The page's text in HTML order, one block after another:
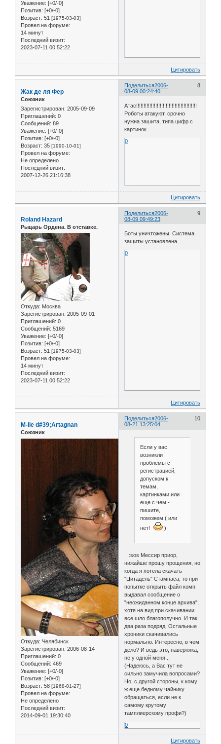
Уважение: [+0/-0]
Позитив: [+0/-0]
Возраст: 51 [1975-03-03]
Провел на форуме:
14 минут
Последний визит:
2023-07-11 00:52:22
Цитировать
Поделиться 8
2006-
08-09 00:24:40
Жак де ля Фер
Союзник
Зарегистрирован: 2005-09-09
Приглашений: 0
Сообщений: 89
Уважение: [+0/-0]
Позитив: [+0/-0]
Возраст: 35 [1990-10-01]
Провел на форуме:
Не определено
Последний визит:
2007-12-26 21:16:38
Атас!!!!!!!!!!!!!!!!!!!!!!!!!!!!!!!!!!!!!!!!!
Роботы атакуют, срочно
нужна зашита, типа цифр с
картинок
0
Цитировать
Поделиться 9
2006-
08-09 09:49:23
Roland Hazard
Рыцарь Ордена. В отставке.
Откуда: Москва
Зарегистрирован: 2005-09-01
Приглашений: 0
Сообщений: 5169
Уважение: [+0/-0]
Позитив: [+0/-0]
Возраст: 51 [1975-03-03]
Провел на форуме:
14 минут
Последний визит:
2023-07-11 00:52:22
Боты уничтожены. Система
защиты установлена.
0
Цитировать
Поделиться 10
2006-
08-21 13:25:04
M-lle d#39;Artagnan
Союзник
Откуда: Челябинск
Зарегистрирован: 2006-08-14
Приглашений: 0
Сообщений: 469
Уважение: [+0/-0]
Позитив: [+0/-0]
Возраст: 58 [1968-01-27]
Провел на форуме:
Не определено
Последний визит:
2014-09-01 19:30:40
Если у вас
возникли
проблемы с
регистрацией,
допуском к
темам,
картинками или
еще с чем -
пишите,
поможем ( или
нет!
).
:sos Мессир приор,
нижайше прошу прощения, но
когда я хотела скачать
"Цитадель" Стампаса, то при
попытке открыть файл комп
выдавал сообщение о
"неожиданном конце архива",
хотя на вид при скачивании
все шло благополучно. И так
два раза подряд. Остальные
хроники скачивались
нормально. Интересно, в чем
дело? И ведь это, наверняка,
не у одной меня...
(Надеюсь, а Вас тут не
сильно замучила вопросами?
Но, с другой стороны, к кому
ж еще бедному чайнику
обращаться, если не к
самому крутому
тамплиерскому профи?)
0
Цитировать